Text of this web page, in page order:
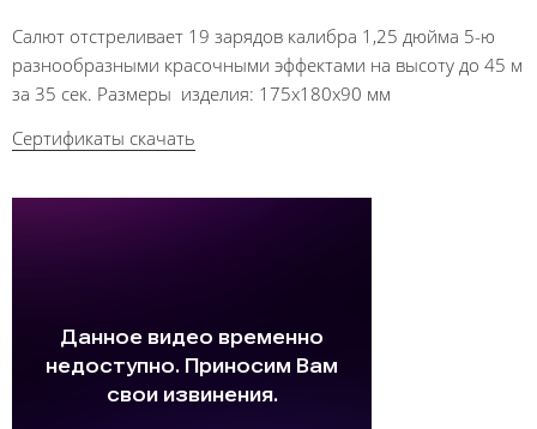
Салют отстреливает 19 зарядов калибра 1,25 дюйма 5-ю
разнообразными красочными эффектами на высоту до 45 м
за 35 сек. Размеры изделия: 175х180х90 мм
Сертификаты скачать